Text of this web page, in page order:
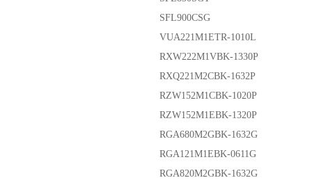
SFL900CSG
VUA221M1ETR-1010L
RXW222M1VBK-1330P
RXQ221M2CBK-1632P
RZW152M1CBK-1020P
RZW152M1EBK-1320P
RGA680M2GBK-1632G
RGA121M1EBK-0611G
RGA820M2GBK-1632G